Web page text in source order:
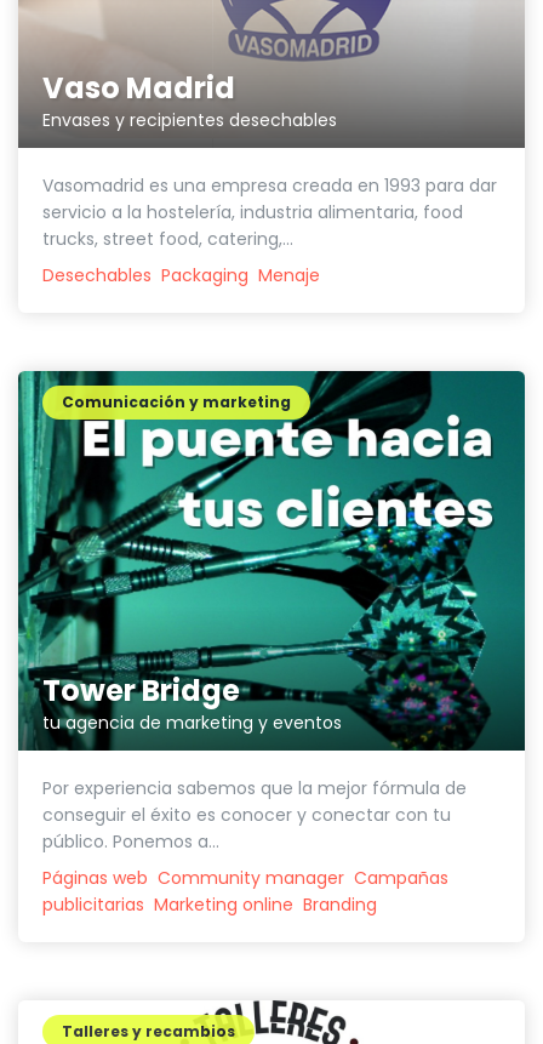
Vaso Madrid
Envases y recipientes desechables
Vasomadrid es una empresa creada en 1993 para dar
servicio a la hostelería, industria alimentaria, food
trucks, street food, catering,...
Desechables Packaging Menaje
Tower Bridge
tu agencia de marketing y eventos
Comunicación y marketing
Por experiencia sabemos que la mejor fórmula de
conseguir el éxito es conocer y conectar con tu
público. Ponemos a...
Páginas web Community manager Campañas
publicitarias Marketing online Branding
Talleres y recambios